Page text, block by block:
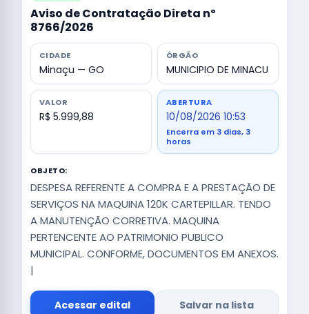
Aviso de Contratação Direta nº
8766/2026
CIDADE
Minaçu — GO
ÓRGÃO
MUNICIPIO DE MINACU
VALOR
R$ 5.999,88
ABERTURA
10/08/2026 10:53
Encerra em 3 dias, 3
horas
OBJETO:
DESPESA REFERENTE A COMPRA E A PRESTAÇÃO DE
SERVIÇOS NA MAQUINA 120K CARTEPILLAR. TENDO
A MANUTENÇÃO CORRETIVA. MAQUINA
PERTENCENTE AO PATRIMONIO PUBLICO
MUNICIPAL. CONFORME, DOCUMENTOS EM ANEXOS.
|
Acessar edital Salvar na lista